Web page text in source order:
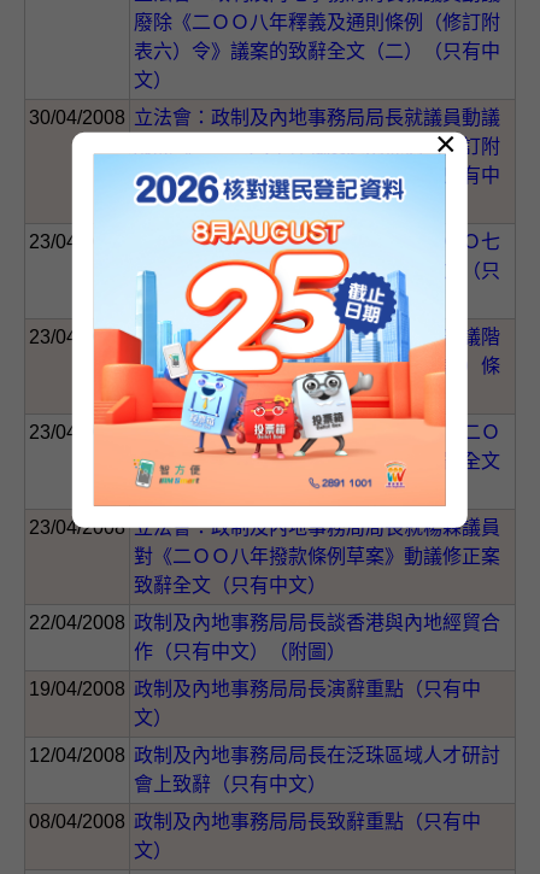
廢除《二ＯＯ八年釋義及通則條例（修訂附
表六）令》議案的致辭全文（二）（只有中
文）
30/04/2008 立法會：政制及內地事務局局長就議員動議
廢除《二ＯＯ八年釋義及通則條例（修訂附
表六）令》議案的致辭全文（一）（只有中
文）
23/04/2008
政制及內地事務局局長動議三讀《二ＯＯ七
年立法會（修訂）條例草案》致辭全文（只
有中文）
23/04/2008 政制及內地事務局局長在全體委員會審議階
段動議修正《二ＯＯ七年立法會（修訂）條
例草案》致辭全文（只有中文）
23/04/2008
政制及內地事務局局長恢復二讀辯論《二Ｏ
Ｏ七年立法會（修訂）條例草案》致辭全文
（只有中文）
23/04/2008 立法會：政制及內地事務局局長就楊森議員
對《二ＯＯ八年撥款條例草案》動議修正案
致辭全文（只有中文）
22/04/2008 政制及內地事務局局長談香港與內地經貿合
作（只有中文）（附圖）
19/04/2008 政制及內地事務局局長演辭重點（只有中
文）
12/04/2008 政制及內地事務局局長在泛珠區域人才研討
會上致辭（只有中文）
08/04/2008 政制及內地事務局局長致辭重點（只有中
文）
×